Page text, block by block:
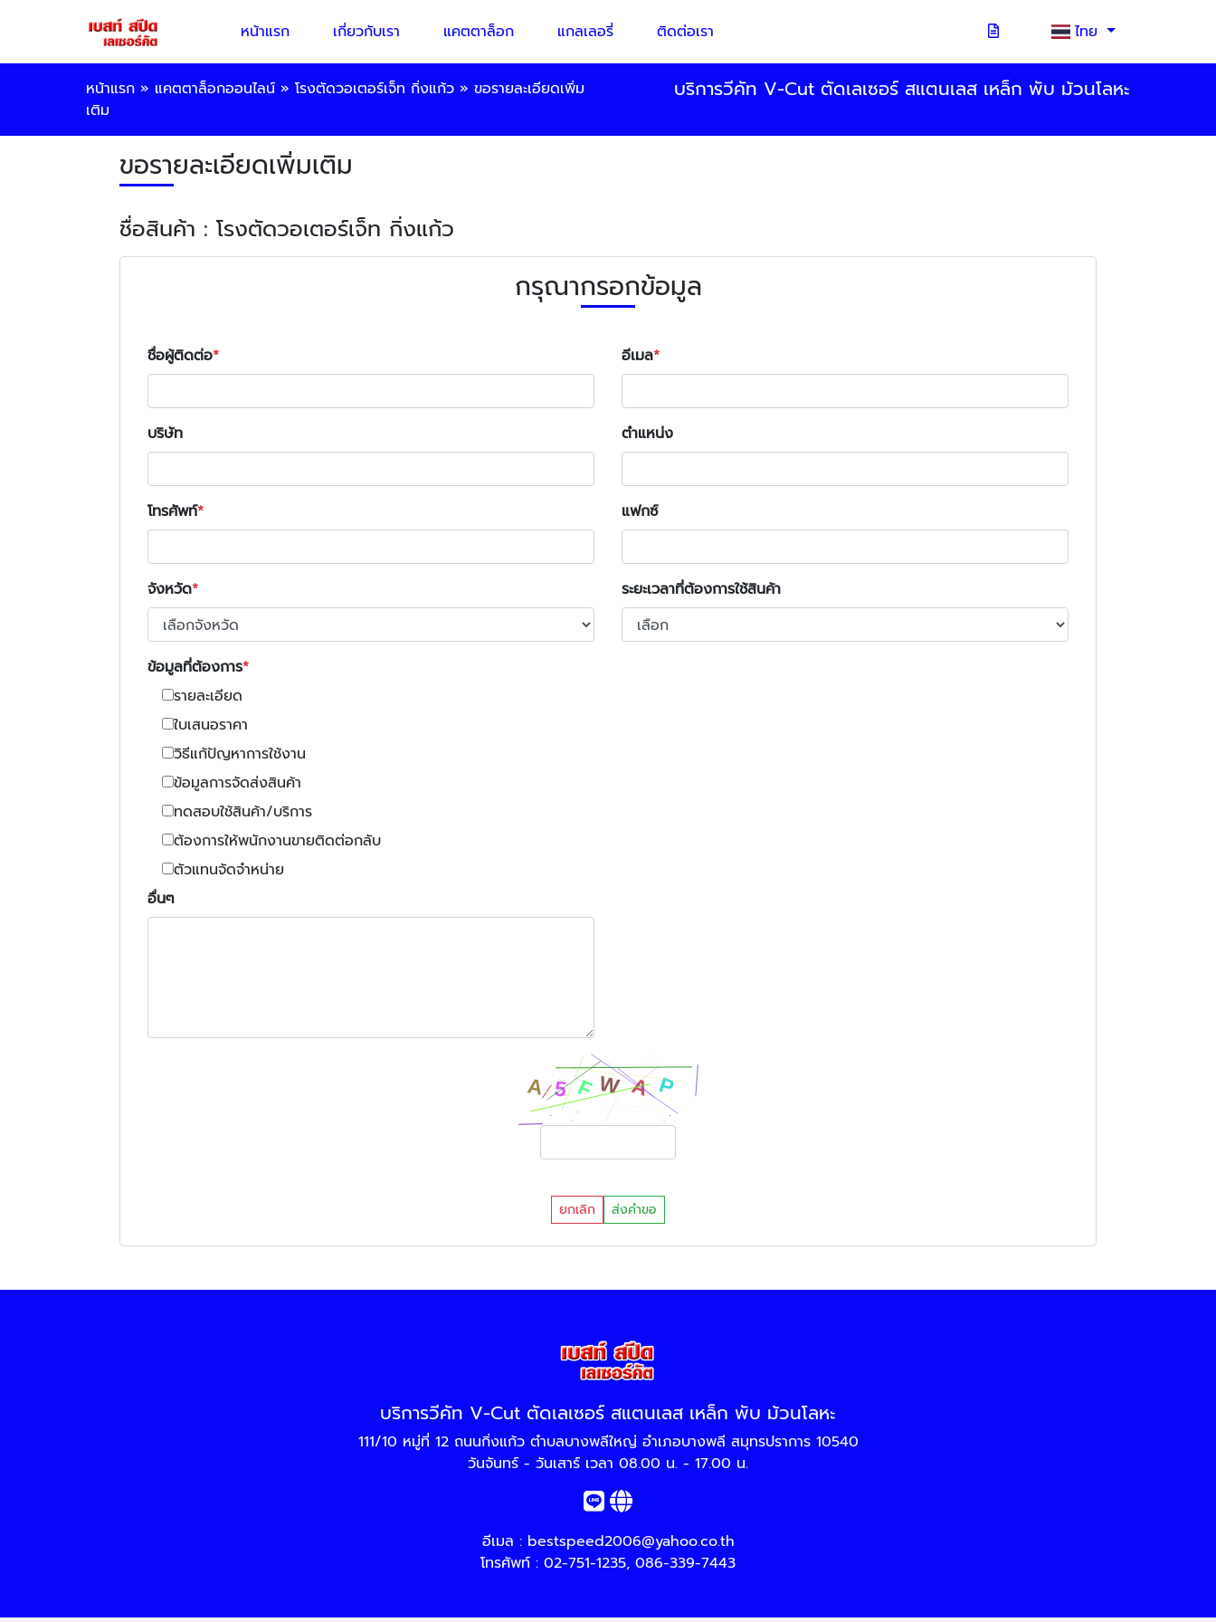
หน้าแรก เกี่ยวกับเรา แคตตาล็อก แกลเลอรี่ ติดต่อเรา ไทย
หน้าแรก » แคตตาล็อกออนไลน์ » โรงตัดวอเตอร์เจ็ท กิ่งแก้ว » ขอรายละเอียดเพิ่ม
เติม
บริการวีคัท V-Cut ตัดเลเซอร์ สแตนเลส เหล็ก พับ ม้วนโลหะ
ขอรายละเอียดเพิ่มเติม
ชื่อสินค้า : โรงตัดวอเตอร์เจ็ท กิ่งแก้ว
กรุณากรอกข้อมูล
ชื่อผู้ติดต่อ อีเมล
บริษัท ตำแหน่ง
โทรศัพท์ แฟกซ์
จังหวัด ระยะเวลาที่ต้องการใช้สินค้า
ข้อมูลที่ต้องการ
รายละเอียด
ใบเสนอราคา
วิธีแก้ปัญหาการใช้งาน
ข้อมูลการจัดส่งสินค้า
ทดสอบใช้สินค้า/บริการ
ต้องการให้พนักงานขายติดต่อกลับ
ตัวแทนจัดจำหน่าย
อื่นๆ
ยกเลิก ส่งคำขอ
บริการวีคัท V-Cut ตัดเลเซอร์ สแตนเลส เหล็ก พับ ม้วนโลหะ
111/10 หมู่ที่ 12 ถนนกิ่งแก้ว ตำบลบางพลีใหญ่ อำเภอบางพลี สมุทรปราการ 10540
วันจันทร์ - วันเสาร์ เวลา 08.00 น. - 17.00 น.
อีเมล : bestspeed2006@yahoo.co.th
โทรศัพท์ : 02-751-1235, 086-339-7443